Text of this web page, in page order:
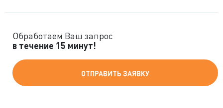
Обработаем Ваш запрос
в течение 15 минут!
ОТПРАВИТЬ ЗАЯВКУ